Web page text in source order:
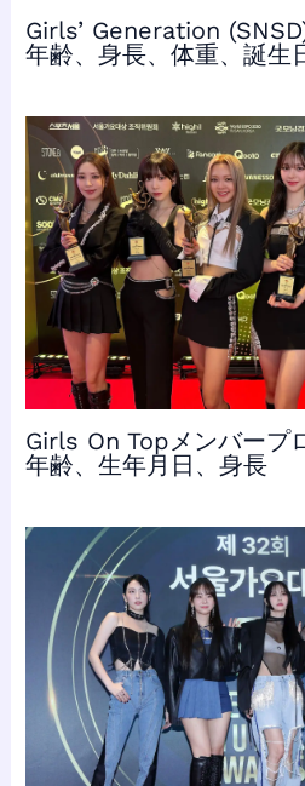
Girls’ Generation
年齢、身長、体重、誕生
Girls On Topメンバープ
年齢、生年月日、身長